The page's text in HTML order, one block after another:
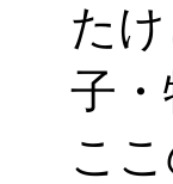
た
子
こ